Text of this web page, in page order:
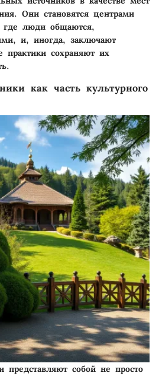
Они становятся центрами
где люди общаются,
и, иногда, заключают
сохраняют их
как часть культурного
представляют собой не просто